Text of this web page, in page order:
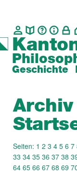
Geschichte
Seiten: 1 2 3 4 5 6 7
33 34 35 36 37 38
64 65 66 67 68 69